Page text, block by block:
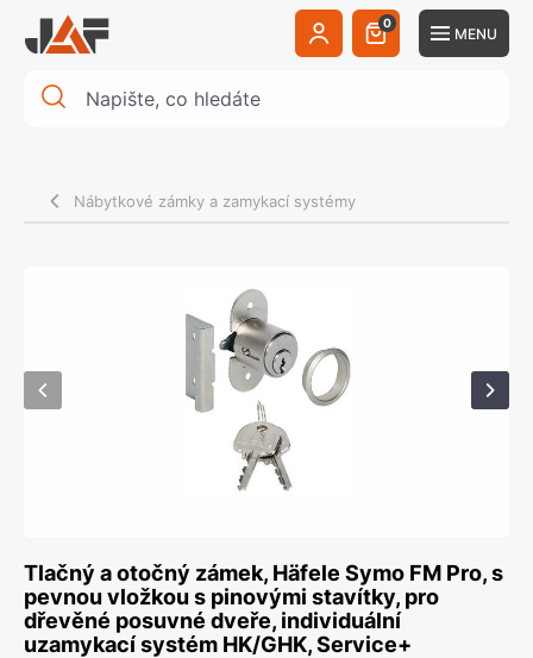
0
MENU
Nábytkové zámky a zamykací systémy
Tlačný a otočný zámek, Häfele Symo FM Pro, s
pevnou vložkou s pinovými stavítky, pro
dřevěné posuvné dveře, individuální
uzamykací systém HK/GHK, Service+